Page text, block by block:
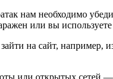
нам необходимо
или вы
на сайт,
или открытых сетей